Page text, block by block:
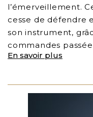
l’émerveillement.
cesse de défendre
son instrument,
commandes
En savoir plus